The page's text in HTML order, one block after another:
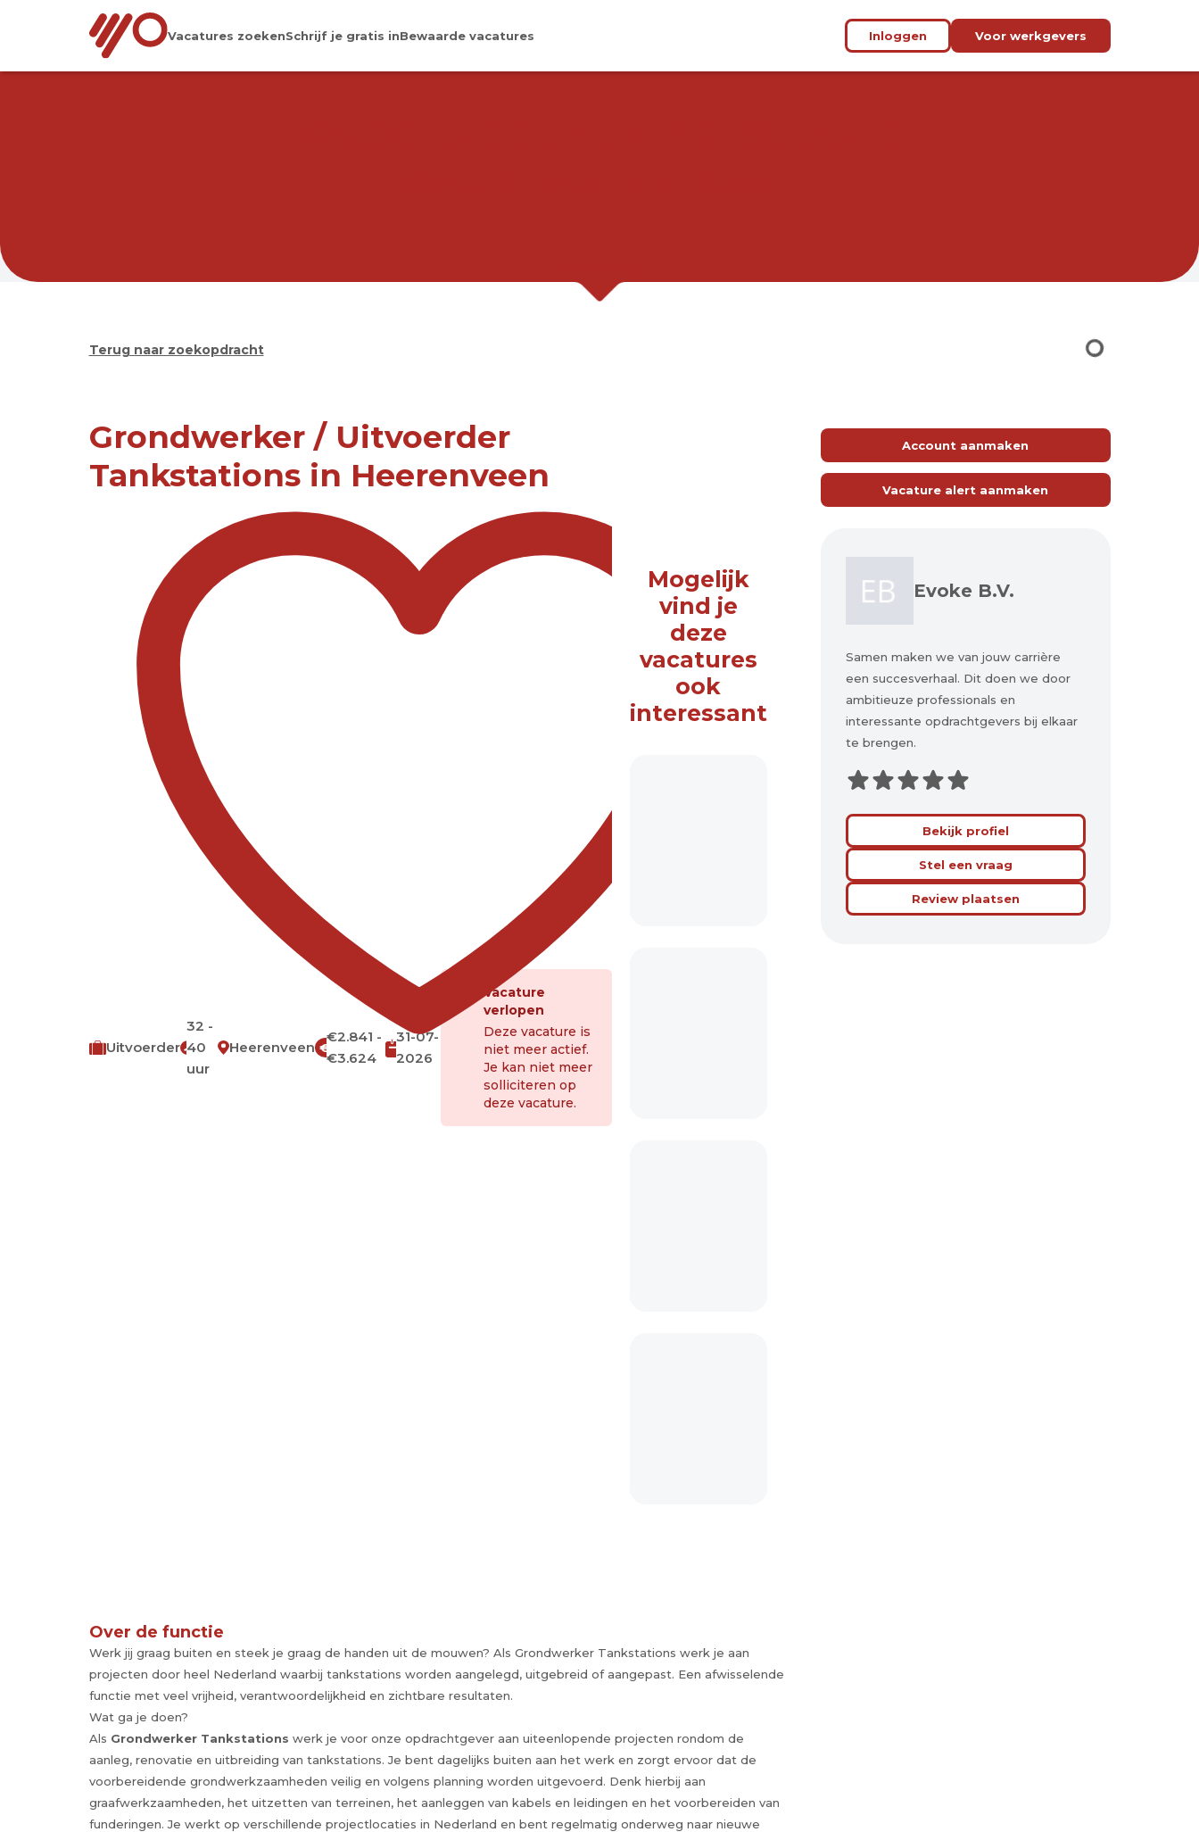
Vacatures zoekenSchrijf je gratis inBewaarde vacatures Inloggen Voor werkgevers
Terug naar zoekopdracht
Grondwerker / Uitvoerder
Tankstations in Heerenveen
Uitvoerder
32 -
40
uur
Heerenveen €
€2.841 -
€3.624
31-07-
2026
Vacature
verlopen
Deze vacature is
niet meer actief.
Je kan niet meer
solliciteren op
deze vacature.
Mogelijk
vind je
deze
vacatures
ook
interessant
Over de functie
Werk jij graag buiten en steek je graag de handen uit de mouwen? Als Grondwerker Tankstations werk je aan
projecten door heel Nederland waarbij tankstations worden aangelegd, uitgebreid of aangepast. Een afwisselende
functie met veel vrijheid, verantwoordelijkheid en zichtbare resultaten.
Wat ga je doen?
Als Grondwerker Tankstations werk je voor onze opdrachtgever aan uiteenlopende projecten rondom de
aanleg, renovatie en uitbreiding van tankstations. Je bent dagelijks buiten aan het werk en zorgt ervoor dat de
voorbereidende grondwerkzaamheden veilig en volgens planning worden uitgevoerd. Denk hierbij aan
graafwerkzaamheden, het uitzetten van terreinen, het aanleggen van kabels en leidingen en het voorbereiden van
funderingen. Je werkt op verschillende projectlocaties in Nederland en bent regelmatig onderweg naar nieuwe
Account aanmaken
Vacature alert aanmaken
Evoke B.V.
Samen maken we van jouw carrière
een succesverhaal. Dit doen we door
ambitieuze professionals en
interessante opdrachtgevers bij elkaar
te brengen.
Bekijk profiel
Stel een vraag
Review plaatsen